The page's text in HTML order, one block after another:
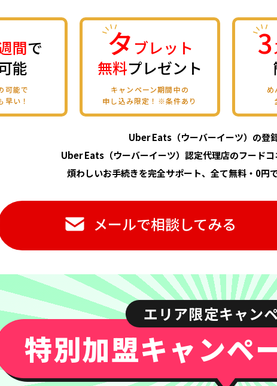
間で
能
可能で
早い！
タ ブレット
無料プレゼント
キャンペーン期間中の
申し込み限定！※条件あり
3
め
Uber Eats（ウーバーイーツ）の登
Uber Eats（ウーバーイーツ） 認定代理店のフードコ
煩わしいお手続きを完全サポート、 全て無料・0円
メールで相談してみる
エリア限定キャン
特別加盟キャンペ